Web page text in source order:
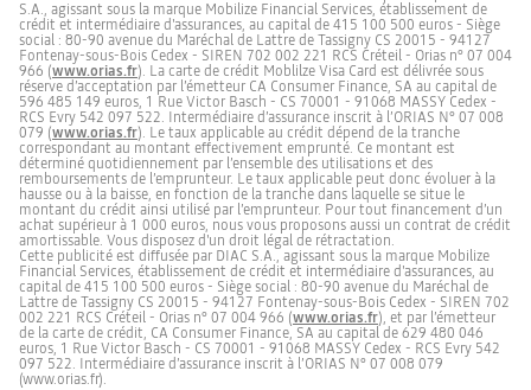
S.A., agissant sous la marque Mobilize Financial Services, établissement de
crédit et intermédiaire d'assurances, au capital de 415 100 500 euros - Siège
social : 80-90 avenue du Maréchal de Lattre de Tassigny CS 20015 - 94127
Fontenay-sous-Bois Cedex - SIREN 702 002 221 RCS Créteil - Orias n° 07 004
966 (www.orias.fr). La carte de crédit Moblilze Visa Card est délivrée sous
réserve d’acceptation par l’émetteur CA Consumer Finance, SA au capital de
596 485 149 euros, 1 Rue Victor Basch - CS 70001 - 91068 MASSY Cedex -
RCS Evry 542 097 522. Intermédiaire d’assurance inscrit à l’ORIAS N° 07 008
079 (www.orias.fr). Le taux applicable au crédit dépend de la tranche
correspondant au montant effectivement emprunté. Ce montant est
déterminé quotidiennement par l’ensemble des utilisations et des
remboursements de l’emprunteur. Le taux applicable peut donc évoluer à la
hausse ou à la baisse, en fonction de la tranche dans laquelle se situe le
montant du crédit ainsi utilisé par l’emprunteur. Pour tout financement d’un
achat supérieur à 1 000 euros, nous vous proposons aussi un contrat de crédit
amortissable. Vous disposez d'un droit légal de rétractation.
Cette publicité est diffusée par DIAC S.A., agissant sous la marque Mobilize
Financial Services, établissement de crédit et intermédiaire d'assurances, au
capital de 415 100 500 euros - Siège social : 80-90 avenue du Maréchal de
Lattre de Tassigny CS 20015 - 94127 Fontenay-sous-Bois Cedex - SIREN 702
002 221 RCS Créteil - Orias n° 07 004 966 (www.orias.fr), et par l’émetteur
de la carte de crédit, CA Consumer Finance, SA au capital de 629 480 046
euros, 1 Rue Victor Basch - CS 70001 - 91068 MASSY Cedex - RCS Evry 542
097 522. Intermédiaire d’assurance inscrit à l’ORIAS N° 07 008 079
(www.orias.fr).